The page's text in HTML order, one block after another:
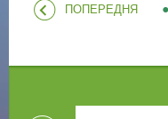
ПОПЕРЕДНЯ